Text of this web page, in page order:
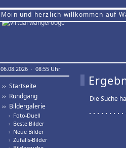
Moin und herzlich willkommen auf
06.08.2026 · 08:55 Uhr.
›› Startseite
›› Rundgang
›› Bildergalerie
› Foto-Duell
› Beste Bilder
› Neue Bilder
› Zufalls-Bilder
Die Suche